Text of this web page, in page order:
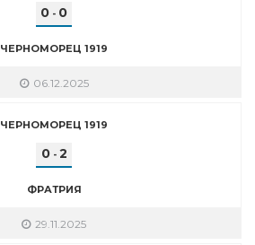
0 - 0
ЧЕРНОМОРЕЦ 1919
06.12.2025
ЧЕРНОМОРЕЦ 1919
0- 2
ФРАТРИЯ
29.11.2025